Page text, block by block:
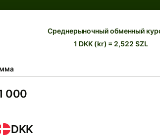
Среднерыночный обменный
1 DKK (kr) = 2,522 SZL
DKK